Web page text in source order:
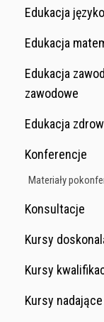
Edukacja
Edukacja
Edukacja
zawodowe
Edukacja
Konferencje
Materiały
Konsultacje
Kursy
Kursy
Kursy